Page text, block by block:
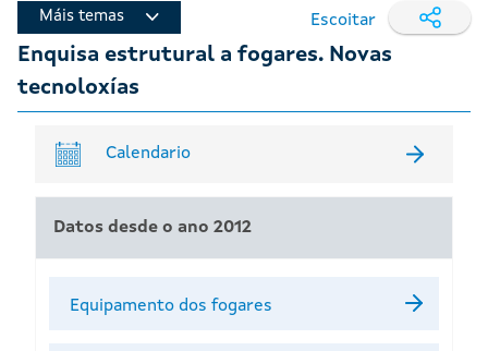
Máis temas Escoitar
Enquisa estrutural a fogares. Novas
tecnoloxías
Calendario
Datos desde o ano 2012
Equipamento dos fogares